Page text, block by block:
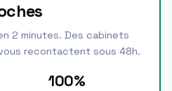
2 minutes. Des cabinets
recontactent sous 48h.
100%